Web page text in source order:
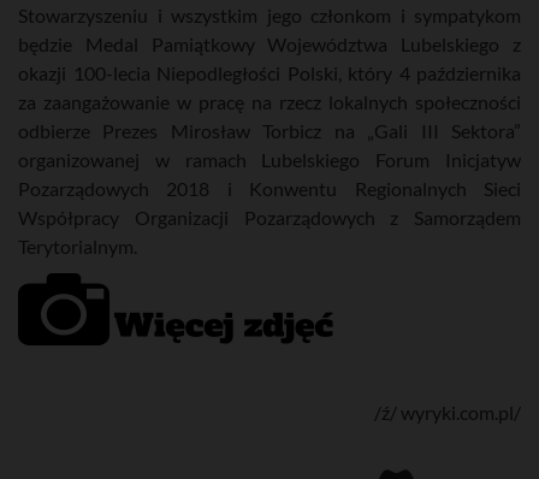
Stowarzyszeniu i wszystkim jego członkom i sympatykom
będzie Medal Pamiątkowy Województwa Lubelskiego z
okazji 100-lecia Niepodległości Polski, który 4 października
za zaangażowanie w pracę na rzecz lokalnych społeczności
odbierze Prezes Mirosław Torbicz na „Gali III Sektora”
organizowanej w ramach Lubelskiego Forum Inicjatyw
Pozarządowych 2018 i Konwentu Regionalnych Sieci
Współpracy Organizacji Pozarządowych z Samorządem
Terytorialnym.
/ź/ wyryki.com.pl/